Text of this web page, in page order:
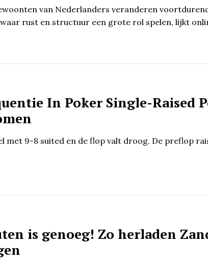
van Nederlanders veranderen
rust en structuur een grote rol spelen, lijkt
In Poker Single-Raised
met 9-8 suited en de flop valt droog. De preflop
is genoeg! Zo herladen